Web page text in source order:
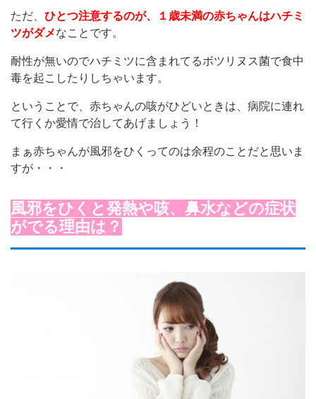
ただ、 ひとつ注意するのが、１歳未満の赤ちゃんはハチミ
ツがダメなことです。
耐性が無いのでハチミツに含まれてるボツリヌス菌で食中
毒を起こしたりしちゃいます。
ということで、赤ちゃんの咳がひどいときは、病院に連れ
て行くか愛情で治してあげましょう！
まぁ赤ちゃんが風邪をひくってのは余程のことだと思いま
すが・・・
風邪をひくと発熱や咳、鼻水などの症状
がでる理由は？